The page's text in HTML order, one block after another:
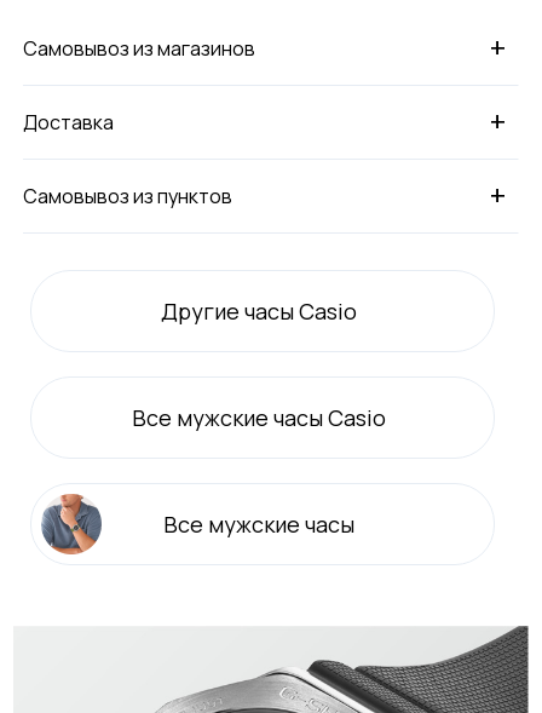
+
Самовывоз из магазинов
+
Доставка
+
Самовывоз из пунктов
Другие часы Casio
Все мужские часы Casio
Все мужские часы